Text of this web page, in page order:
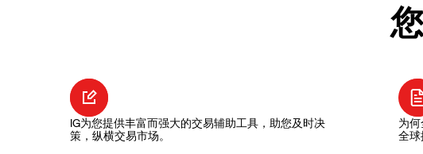
IG为您提供丰富而强大的交易辅助工具，助您及时决
策，纵横交易市场。
为
全